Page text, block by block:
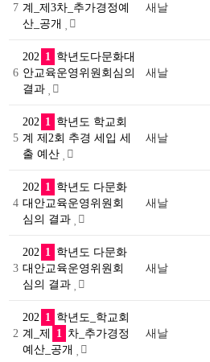
7 계_제3차_추가경정예
산_공개
새날
6
202 1
학년도다문화대
안교육운영위원회심의
결과
새날
5
202 1
학년도 학교회
계 제2회 추경 세입 세
출 예산
새날
4
202 1
학년도 다문화
대안교육운영위원회
심의 결과
새날
3
202 1
학년도 다문화
대안교육운영위원회
심의 결과
새날
2
202 1
학년도_학교회
계_제
1
차_추가경정
예산_공개
새날